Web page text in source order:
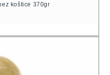
koštice 370gr